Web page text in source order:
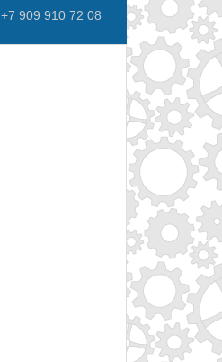
+7 909 910 72 08